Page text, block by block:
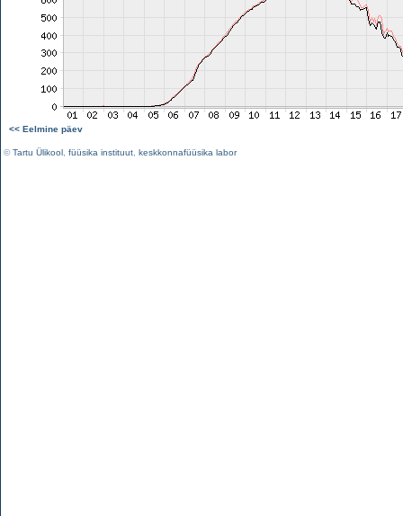
<< Eelmine päev
©Tartu Ülikool füüsika instituut keskkonnafüüsika labor